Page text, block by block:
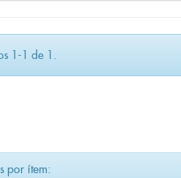
1-1 de 1.
por ítem: